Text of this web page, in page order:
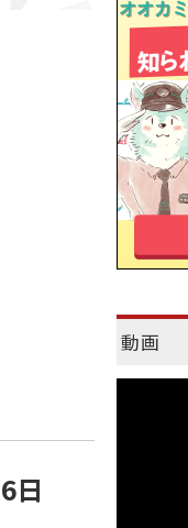
日
動画